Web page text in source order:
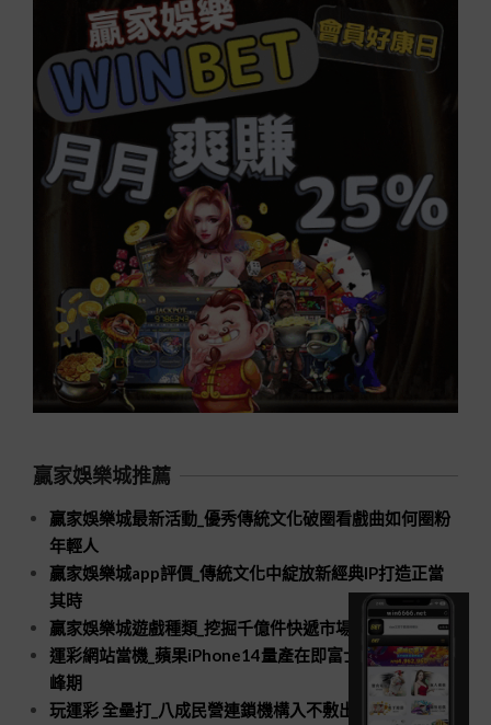
贏家娛樂城推薦
贏家娛樂城最新活動_優秀傳統文化破圈看戲曲如何圈粉
年輕人
贏家娛樂城app評價_傳統文化中綻放新經典IP打造正當
其時
贏家娛樂城遊戲種類_挖掘千億件快遞市場新空間
運彩網站當機_蘋果iPhone14量產在即富士康招工進入高
峰期
玩運彩 全壘打_八成民營連鎖機構入不敷出口腔醫療規模